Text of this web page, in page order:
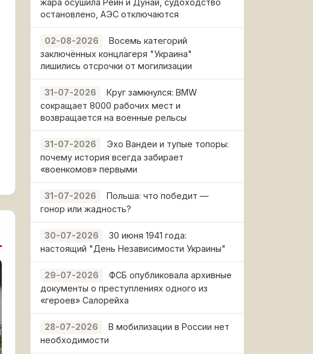
жара осушила Рейн и Дунай, судоходство
остановлено, АЭС отключаются
02-08-2026
Восемь категорий
заключённых концлагеря "Украина"
лишились отсрочки от могилизации
31-07-2026
Круг замкнулся: BMW
сокращает 8000 рабочих мест и
возвращается на военные рельсы
31-07-2026
Эхо Вандеи и тупые топоры:
почему история всегда забирает
«военкомов» первыми
31-07-2026
Польша: что победит —
гонор или жадность?
30-07-2026
30 июня 1941 года:
настоящий "День Независимости Украины"
29-07-2026
ФСБ опубликовала архивные
документы о преступлениях одного из
«героев» Салорейха
28-07-2026
В мобилизации в России нет
необходимости